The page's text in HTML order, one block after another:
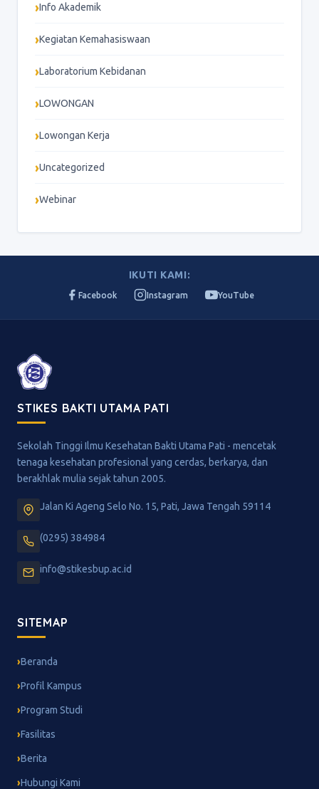
Info Akademik
Kegiatan Kemahasiswaan
Laboratorium Kebidanan
LOWONGAN
Lowongan Kerja
Uncategorized
Webinar
IKUTI KAMI:
Facebook Instagram YouTube
STIKES BAKTI UTAMA PATI
Sekolah Tinggi Ilmu Kesehatan Bakti Utama Pati - mencetak
tenaga kesehatan profesional yang cerdas, berkarya, dan
berakhlak mulia sejak tahun 2005.
Jalan Ki Ageng Selo No. 15, Pati, Jawa Tengah 59114
(0295) 384984
info@stikesbup.ac.id
SITEMAP
Beranda
Profil Kampus
Program Studi
Fasilitas
Berita
Hubungi Kami